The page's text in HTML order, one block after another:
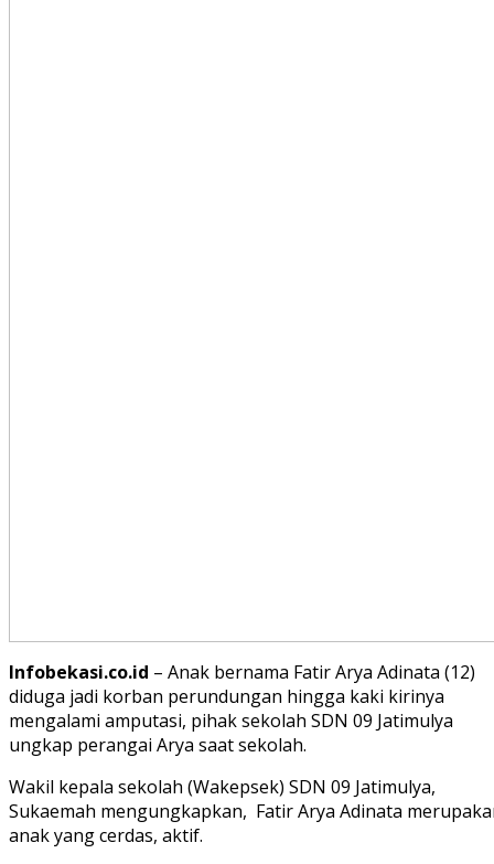
Infobekasi.co.id – Anak bernama Fatir Arya Adinata (12)
diduga jadi korban perundungan hingga kaki kirinya
mengalami amputasi, pihak sekolah SDN 09 Jatimulya
ungkap perangai Arya saat sekolah.
Wakil kepala sekolah (Wakepsek) SDN 09 Jatimulya,
Sukaemah mengungkapkan, Fatir Arya Adinata
anak yang cerdas, aktif.